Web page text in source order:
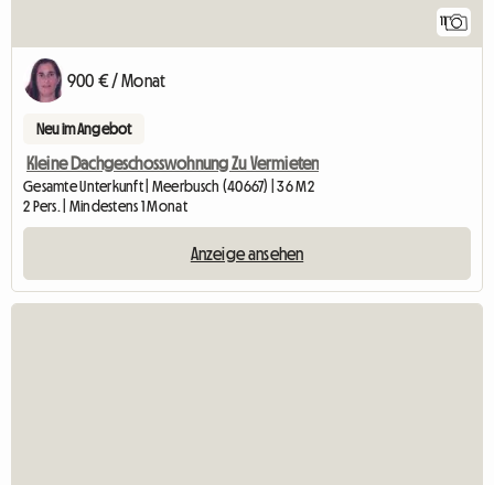
11
900 € / Monat
Neu im Angebot
Kleine Dachgeschosswohnung Zu Vermieten
Gesamte Unterkunft | Meerbusch (40667) | 36 M2
2 Pers. | Mindestens 1 Monat
Anzeige ansehen